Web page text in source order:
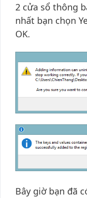
2 cửa sổ thông
nhất bạn chọn
OK.
Bây giờ bạn đã